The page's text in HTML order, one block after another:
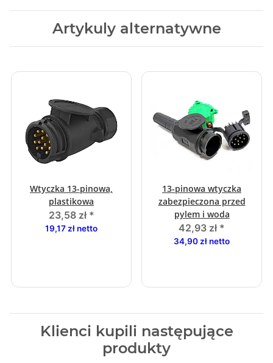
Artykuly alternatywne
Wtyczka 13-pinowa,
plastikowa
23,58 zł *
19,17 zł netto
13-pinowa wtyczka
zabezpieczona przed
pylem i woda
42,93 zł *
34,90 zł netto
Klienci kupili następujące
produkty